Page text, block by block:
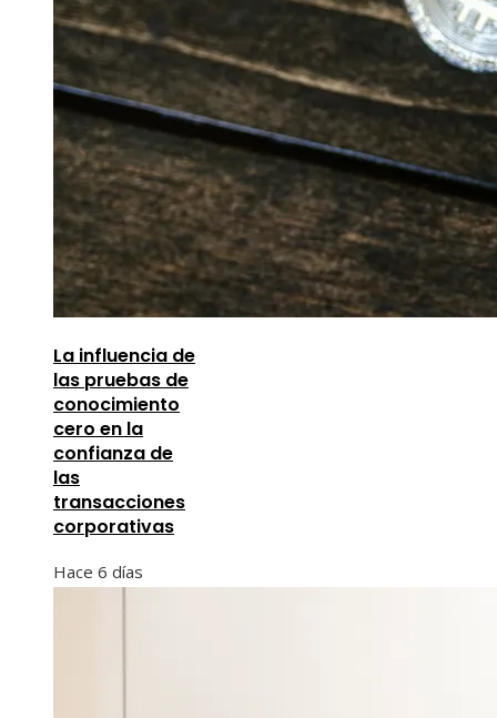
La influencia de
las pruebas de
conocimiento
cero en la
confianza de
las
transacciones
corporativas
Hace 6 días